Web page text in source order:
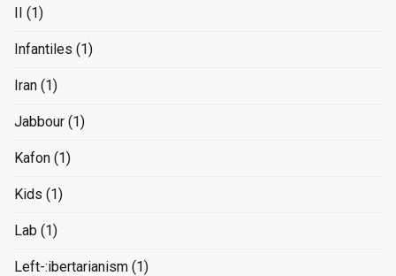
(1)
Infantiles (1)
Iran (1)
Jabbour (1)
Kafon (1)
Kids (1)
Lab (1)
Left-:ibertarianism (1)